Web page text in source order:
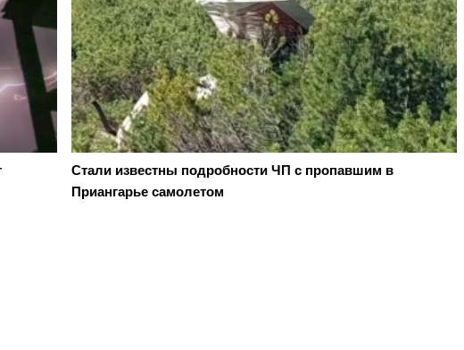
Стали известны подробности ЧП с пропавшим в
Приангарье самолетом